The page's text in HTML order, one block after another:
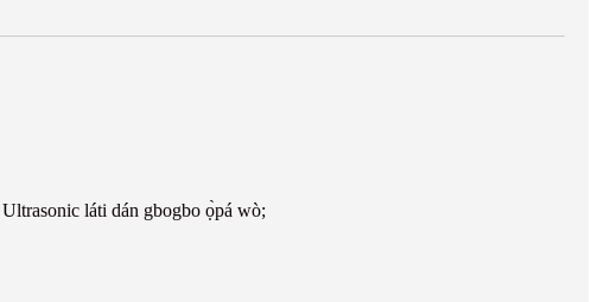
láti dán gbogbo ọ̀pá wò;